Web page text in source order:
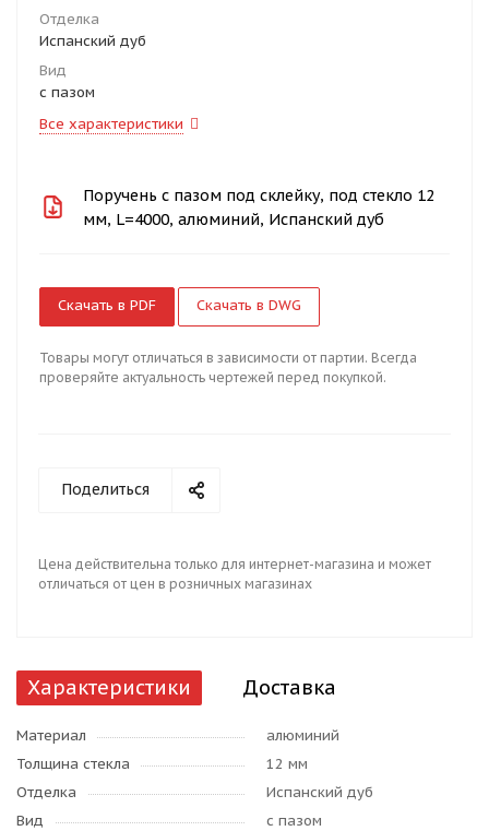
Отделка
Испанский дуб
Вид
с пазом
Все характеристики
Поручень с пазом под склейку, под стекло 12
мм, L=4000, алюминий, Испанский дуб
Скачать в PDF Скачать в DWG
Товары могут отличаться в зависимости от партии. Всегда
проверяйте актуальность чертежей перед покупкой.
Поделиться
Цена действительна только для интернет-магазина и может
отличаться от цен в розничных магазинах
Характеристики Доставка
Материал
алюминий
Толщина стекла
12 мм
Отделка
Испанский дуб
Вид
с пазом